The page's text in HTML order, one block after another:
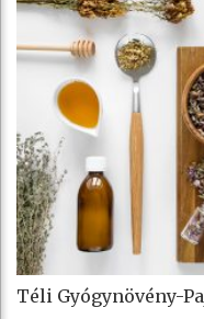
Téli Gyógynövény-